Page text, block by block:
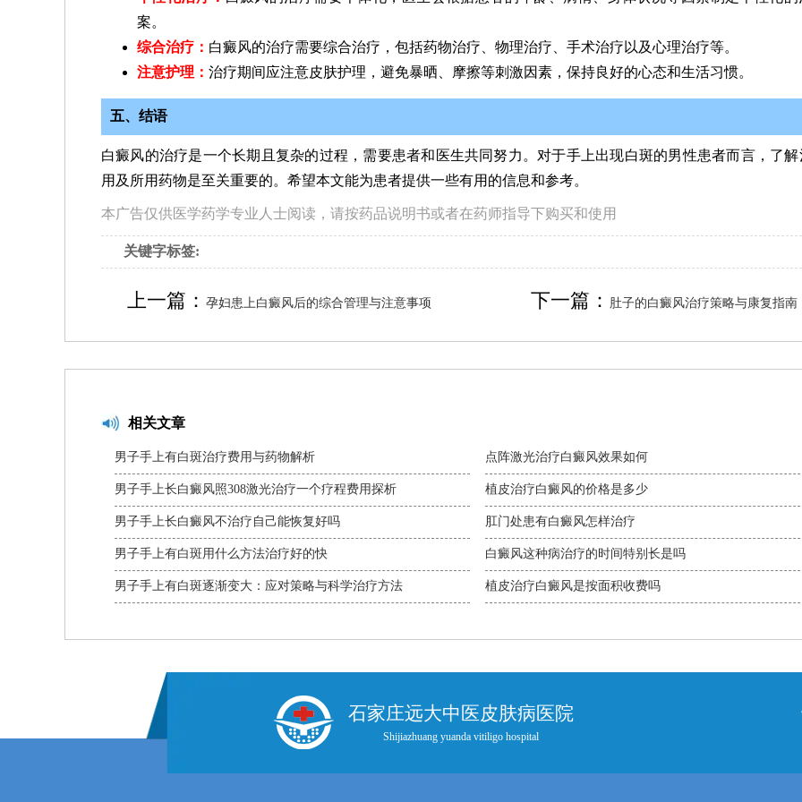
案。
综合治疗： 白癜风的治疗需要综合治疗，包括药物治疗、物理治疗、手术治疗以及心理治疗等。
注意护理： 治疗期间应注意皮肤护理，避免暴晒、摩擦等刺激因素，保持良好的心态和生活习惯。
五、结语
白癜风的治疗是一个长期且复杂的过程，需要患者和医生共同努力。对于手上出现白斑的男性患者而言，了解
用及所用药物是至关重要的。希望本文能为患者提供一些有用的信息和参考。
本广告仅供医学药学专业人士阅读，请按药品说明书或者在药师指导下购买和使用
关键字标签:
上一篇： 孕妇患上白癜风后的综合管理与注意事项 下一篇： 肚子的白癜风治疗策略与康复指南
相关文章
男子手上有白斑治疗费用与药物解析
男子手上长白癜风照308激光治疗一个疗程费用探析
男子手上长白癜风不治疗自己能恢复好吗
男子手上有白斑用什么方法治疗好的快
男子手上有白斑逐渐变大：应对策略与科学治疗方法
点阵激光治疗白癜风效果如何
植皮治疗白癜风的价格是多少
肛门处患有白癜风怎样治疗
白癜风这种病治疗的时间特别长是吗
植皮治疗白癜风是按面积收费吗
石家庄远大中医皮肤病医院
Shijiazhuang yuanda vitiligo hospital